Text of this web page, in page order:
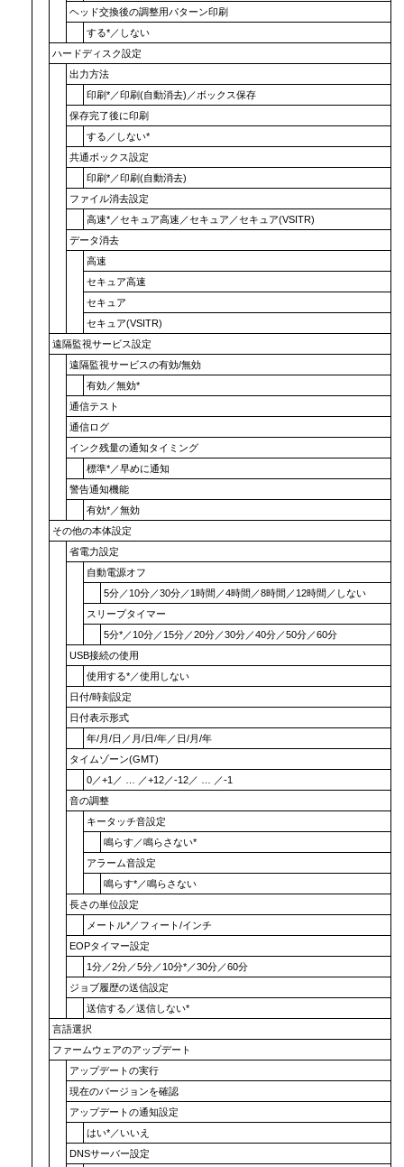
ヘッド交換後の調整用パターン印刷
する*／ しない
ハードディスク設定
出力方法
印刷*／印刷(自動消去) ／ボックス保存
保存完了後に印刷
する ／ しない*
共通ボックス設定
印刷*／印刷(自動消去)
ファイル消去設定
高速*／セキュア高速 ／セキュア ／セキュア(VSITR)
データ消去
高速
セキュア高速
セキュア
セキュア(VSITR)
遠隔監視サービス設定
遠隔監視サービスの有効/無効
有効 ／無効*
通信テスト
通信ログ
インク残量の通知タイミング
標準*／早めに通知
警告通知機能
有効*／無効
その他の本体設定
省電力設定
自動電源オフ
5分 ／10分 ／30分 ／1時間 ／4時間 ／8時間 ／12時間 ／ しない
スリープタイマー
5分*／10分 ／15分 ／20分 ／30分 ／40分 ／50分 ／60分
USB接続の使用
使用する*／使用しない
日付/時刻設定
日付表示形式
年/月/日 ／ 月/日/年 ／日/月/年
タイムゾーン(GMT)
0 ／+1 ／ … ／+12 ／-12 ／ … ／-1
音の調整
キータッチ音設定
鳴らす ／鳴らさない*
アラーム音設定
鳴らす*／鳴らさない
長さの単位設定
メートル*／フィート/インチ
EOPタイマー設定
1分 ／2分 ／5分 ／10分*／30分 ／60分
ジョブ履歴の送信設定
送信する ／送信しない*
言語選択
ファームウェアのアップデート
アップデートの実行
現在のバージョンを確認
アップデートの通知設定
はい*／いいえ
DNSサーバー設定